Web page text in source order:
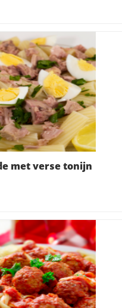
met verse tonijn